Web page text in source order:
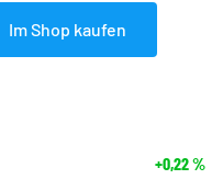
Im Shop kaufen
+0,22%